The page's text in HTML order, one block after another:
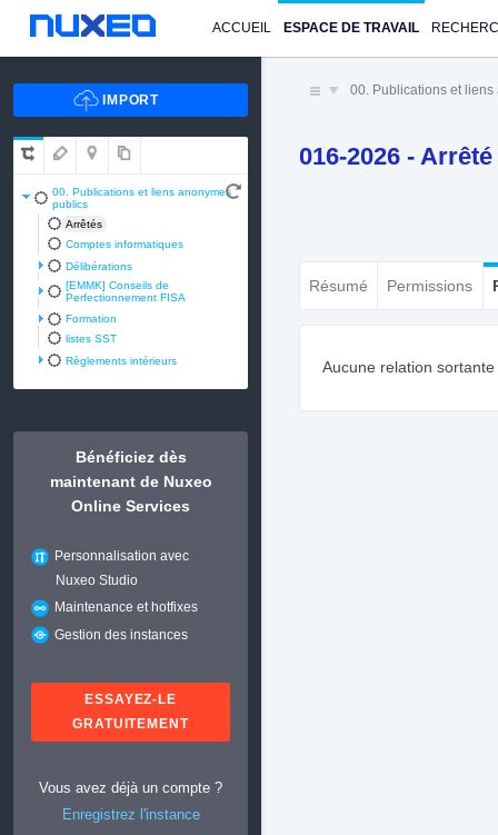
ACCUEIL ESPACE DE TRAVAIL
00. Publications et liens anonymes
publics
Arrêtés
Comptes informatiques
Délibérations
[EMMK] Conseils de
Perfectionnement FISA
Formation
listes SST
Règlements intérieurs
Bénéficiez dès
maintenant de Nuxeo
Online Services
Personnalisation avec
Nuxeo Studio
Maintenance et hotfixes
Gestion des instances
ESSAYEZ-LE
GRATUITEMENT
Vous avez déjà un compte ?
Enregistrez l'instance
00. Publications et
016-2026 -
Résumé Permissions
Aucune relation